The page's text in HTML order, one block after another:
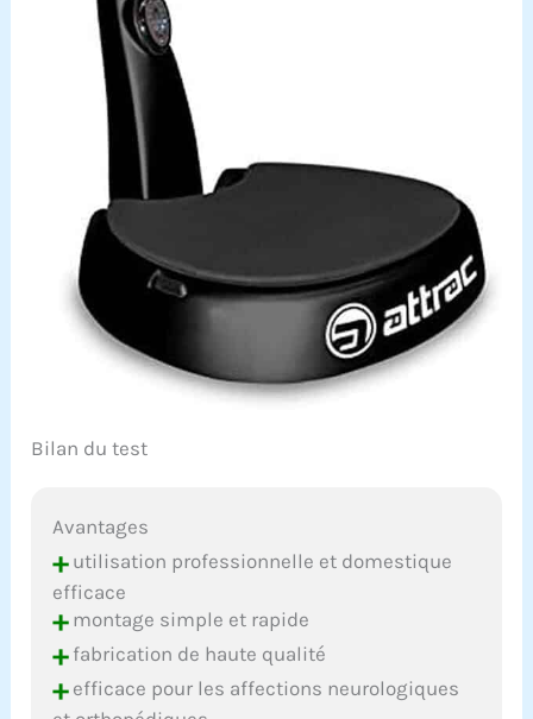
Bilan du test
Avantages
+utilisation professionnelle et domestique
efficace
+montage simple et rapide
+fabrication de haute qualité
+efficace pour les affections neurologiques